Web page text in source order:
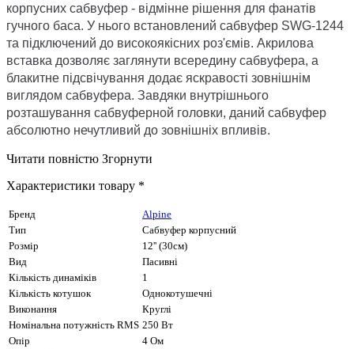
корпусних сабвуфер - відмінне рішення для фанатів
гучного баса. У нього встановлений сабвуфер SWG-1244
та підключений до високоякісних роз'ємів. Акрилова
вставка дозволяє заглянути всередину сабвуфера, а
блакитне підсвічування додає яскравості зовнішнім
виглядом сабвуфера. Завдяки внутрішнього
розташування сабвуферной головки, даний сабвуфер
абсолютно нечутливий до зовнішніх впливів.
Читати повністю Згорнути
Характеристики товару *
Бренд
Alpine
Тип
Сабвуфер корпусний
Розмір
12'' (30см)
Вид
Пасивні
Кількість динаміків
1
Кількість котушок
Однокотушечні
Виконання
Круглі
Номінальна потужність RMS 250 Вт
Опір
4 Ом